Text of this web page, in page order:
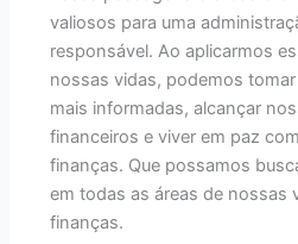
valiosos para uma
responsável. Ao aplicarmos
nossas vidas, podemos
mais informadas, alcançar
financeiros e viver em paz
finanças. Que possamos
em todas as áreas de nossas
finanças.